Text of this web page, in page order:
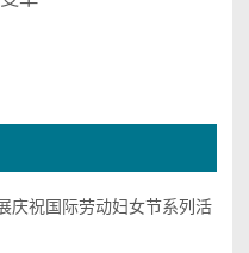
庆祝国际劳动妇女节系列活